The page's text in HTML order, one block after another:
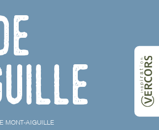
MONT-AIGUILLE